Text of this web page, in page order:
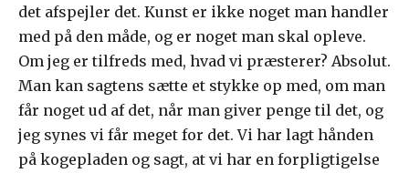
det afspejler det. Kunst er ikke noget man handler
med på den måde, og er noget man skal opleve.
Om jeg er tilfreds med, hvad vi præsterer? Absolut.
Man kan sagtens sætte et stykke op med, om man
får noget ud af det, når man giver penge til det, og
jeg synes vi får meget for det. Vi har lagt hånden
på kogepladen og sagt, at vi har en forpligtigelse